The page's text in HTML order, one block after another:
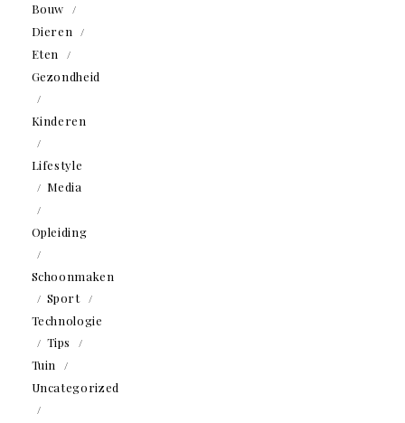
Bouw
Dieren
Eten
Gezondheid
Kinderen
Lifestyle
Media
Opleiding
Schoonmaken
Sport
Technologie
Tips
Tuin
Uncategorized